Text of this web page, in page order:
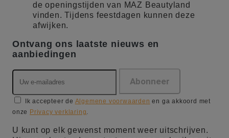
de openingstijden van MAZ Beautyland
vinden. Tijdens feestdagen kunnen deze
afwijken.
Ontvang ons laatste nieuws en
aanbiedingen
Ik accepteer de Algemene voorwaarden en ga akkoord met
onze Privacy verklaring
U kunt op elk gewenst moment weer uitschrijven.